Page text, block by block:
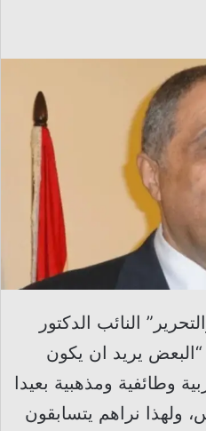
النائب الدكتور
يريد ان يكون
وطائفية ومذهبية بعيدا
ولهذا نراهم يتسابقون